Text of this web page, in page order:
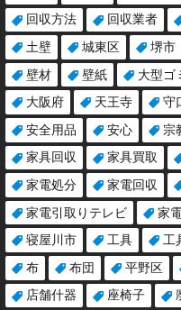
回収方法
回収業者
土壁
城東区 堺市
壁材
壁紙 大型ゴ
大阪府
天王寺 守
安全用品
安心 宗
家具回収
家具買取
家電処分
家電回収
家電引取りテレビ
家
寝屋川市
工具 工
布
布団 平野区
店舗什器
座椅子